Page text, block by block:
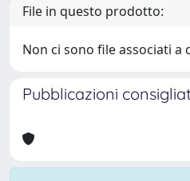
File in questo prodotto:
Non ci sono file associati
Pubblicazioni